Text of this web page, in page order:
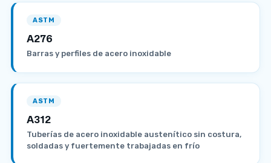
ASTM
A276
Barras y perfiles de acero inoxidable
ASTM
A312
Tuberías de acero inoxidable austenítico sin costura,
soldadas y fuertemente trabajadas en frío